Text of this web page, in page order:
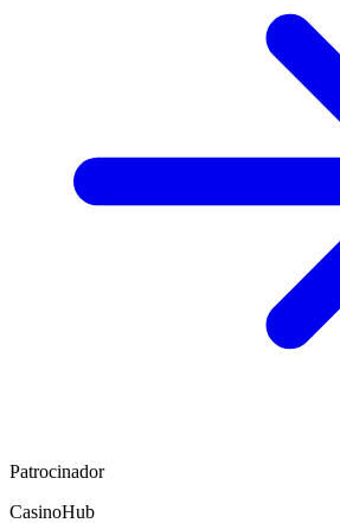
Patrocinador
CasinoHub